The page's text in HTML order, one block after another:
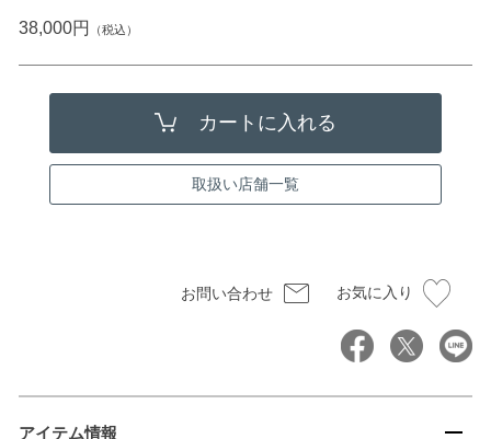
38,000円 （税込）
取扱い店舗一覧
お問い合わせ お気に入り
アイテム情報